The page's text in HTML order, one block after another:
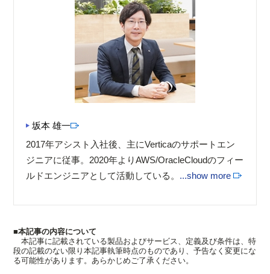
坂本 雄一
2017年アシスト入社後、主にVerticaのサポートエン
ジニアに従事。2020年よりAWS/OracleCloudのフィー
ルドエンジニアとして活動している。 ...show more
■本記事の内容について
本記事に記載されている製品およびサービス、定義及び条件は、特
段の記載のない限り本記事執筆時点のものであり、予告なく変更にな
る可能性があります。あらかじめご了承ください。